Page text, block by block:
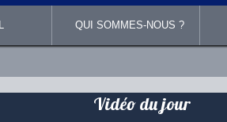
QUI SOMMES-NOUS ?
Vidéo du jour